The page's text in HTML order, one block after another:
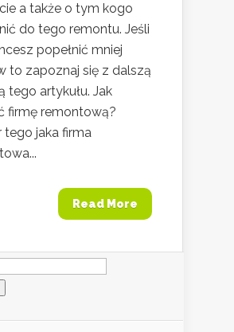
a także o tym kogo
do tego remontu. Jeśli
popełnić mniej
to zapoznaj się z dalszą
tego artykułu. Jak
firmę remontową?
tego jaka firma
Read More